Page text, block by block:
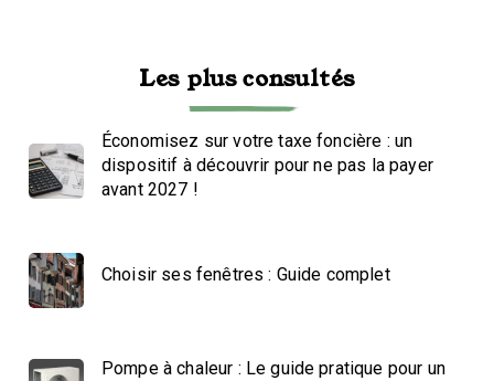
Les plus consultés
Économisez sur votre taxe foncière : un
dispositif à découvrir pour ne pas la payer
avant 2027 !
Choisir ses fenêtres : Guide complet
Pompe à chaleur : Le guide pratique pour un